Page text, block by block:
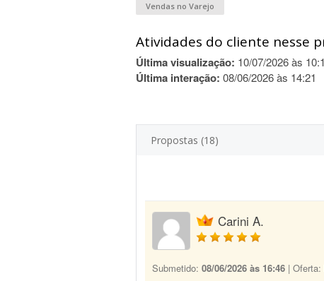
Vendas no Varejo
Atividades do cliente nesse
Última visualização: 10/07/2026 às
Última interação: 08/06/2026 às 14:21
Propostas (18)
Carini A.
Submetido: 08/06/2026 às 16:46 | Oferta: